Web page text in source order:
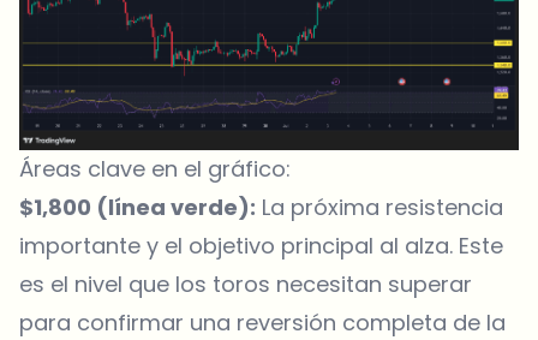
Áreas clave en el gráfico:
$1,800 (línea verde): La próxima resistencia
importante y el objetivo principal al alza. Este
es el nivel que los toros necesitan superar
para confirmar una reversión completa de la